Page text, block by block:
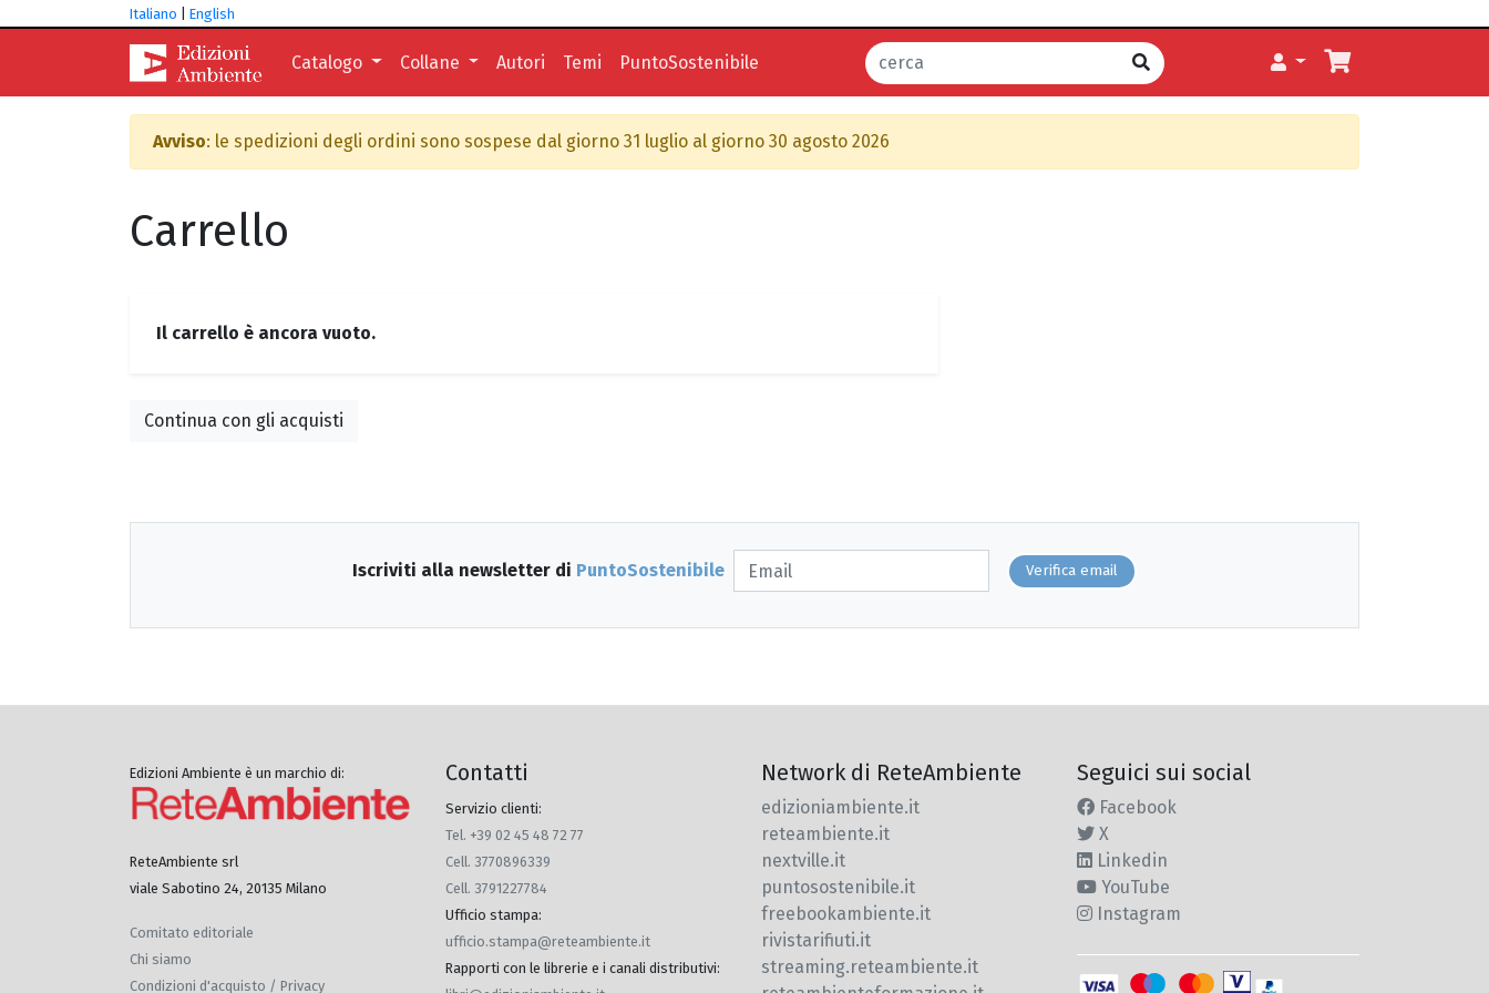
Italiano English
Catalogo Collane Autori Temi PuntoSostenibile
Avviso: le spedizioni degli ordini sono sospese dal giorno 31 luglio al giorno 30 agosto 2026
Carrello
Il carrello è ancora vuoto.
Continua con gli acquisti
Iscriviti alla newsletter di PuntoSostenibile Verifica email
Edizioni Ambiente è un marchio di:
ReteAmbiente srl
viale Sabotino 24, 20135 Milano
Comitato editoriale
Chi siamo
Condizioni d'acquisto / Privacy
Contatti
Servizio clienti:
Tel. +39 02 45 48 72 77
Cell. 3770896339
Cell. 3791227784
Ufficio stampa:
ufficio.stampa@reteambiente.it
Rapporti con le librerie e i canali distributivi:
Network di ReteAmbiente
edizioniambiente.it
reteambiente.it
nextville.it
puntosostenibile.it
freebookambiente.it
rivistarifiuti.it
streaming.reteambiente.it
Seguici sui social
Facebook
X
Linkedin
YouTube
Instagram